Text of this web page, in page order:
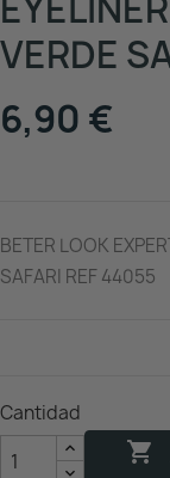
VERDE
6,90 €
BETER LOOK
SAFARI REF 44055
Cantidad
